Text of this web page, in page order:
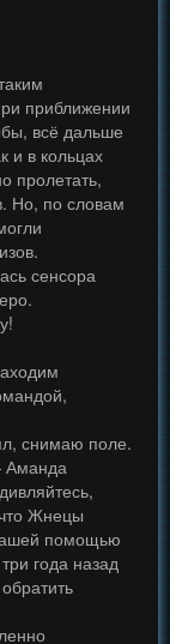
приближении
всё дальше
и в кольцах
пролетать,
Но, по словам
сенсора
снимаю поле.
Аманда
Жнецы
помощью
года назад